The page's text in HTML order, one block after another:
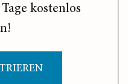
kostenlos